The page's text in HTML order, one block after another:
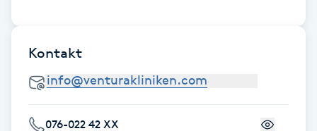
Kärlbehandling
Laserbehandling
Lashlift Keratin
Kontakt
076-022 42 XX